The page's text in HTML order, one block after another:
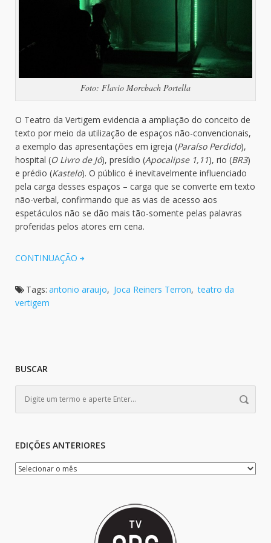
Foto: Flavio Morcbach Portella
O Teatro da Vertigem evidencia a ampliação do conceito de
texto por meio da utilização de espaços não-convencionais,
a exemplo das apresentações em igreja (Paraíso Perdido),
hospital (O Livro de Jó), presídio (Apocalipse 1,11), rio (BR3)
e prédio (Kastelo). O público é inevitavelmente influenciado
pela carga desses espaços – carga que se converte em texto
não-verbal, confirmando que as vias de acesso aos
espetáculos não se dão mais tão-somente pelas palavras
proferidas pelos atores em cena.
CONTINUAÇÃO
Tags: antonio araujo, Joca Reiners Terron, teatro da
vertigem
BUSCAR
EDIÇÕES ANTERIORES